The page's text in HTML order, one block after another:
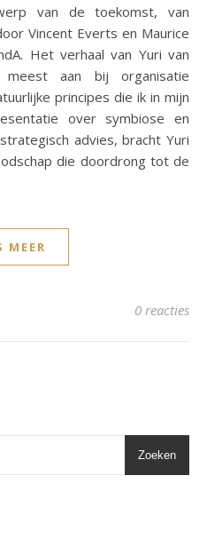
van de toekomst, van
Vincent Everts en Maurice
Het verhaal van Yuri van
aan bij organisatie
principes die ik in mijn
over symbiose en
advies, bracht Yuri
die doordrong tot de
MEER
0 reacties
Zoeken